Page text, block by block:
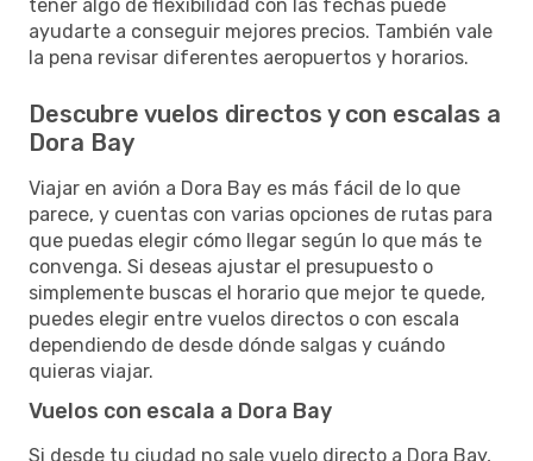
tener algo de flexibilidad con las fechas puede
ayudarte a conseguir mejores precios. También vale
la pena revisar diferentes aeropuertos y horarios.
Descubre vuelos directos y con escalas a
Dora Bay
Viajar en avión a Dora Bay es más fácil de lo que
parece, y cuentas con varias opciones de rutas para
que puedas elegir cómo llegar según lo que más te
convenga. Si deseas ajustar el presupuesto o
simplemente buscas el horario que mejor te quede,
puedes elegir entre vuelos directos o con escala
dependiendo de desde dónde salgas y cuándo
quieras viajar.
Vuelos con escala a Dora Bay
Si desde tu ciudad no sale vuelo directo a Dora Bay,